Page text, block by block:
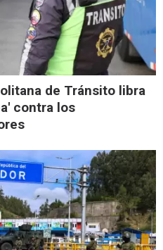
de Tránsito libra
contra los